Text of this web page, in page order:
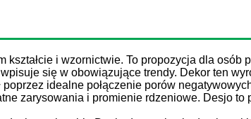
i wzornictwie. To propozycja dla
się w obowiązujące trendy. Dekor ten
idealne połączenie porów
zarysowania i promienie rdzeniowe. Desjo